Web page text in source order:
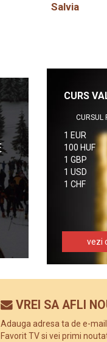
Salvia
CURS
CURSUL
1 EUR
100 HUF
1 GBP
1 USD
1 CHF
vezi
VREI SA AFLI
Adauga adresa ta de e-
Favorit TV si vei primi